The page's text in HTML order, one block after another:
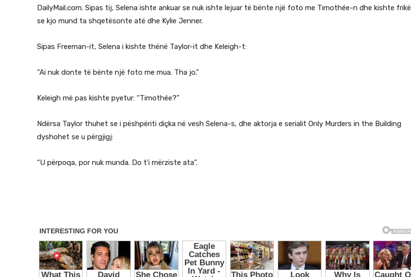
DailyMail.com. Sipas tij, Selena ishte ankuar se nuk ishte lejuar të bënte një foto me Timothée-n dhe kishte frikë
se kjo mund ta shqetësonte atë dhe Kylie Jenner.
Sipas Freeman-it, Selena i kishte thënë Taylor-it dhe Keleigh-t:
“Ai nuk donte të bënte një foto me mua. Tha jo.”
Keleigh më pas kishte pyetur: “Timothée?”
Ndërsa Taylor thuhet se i pëshpëriti diçka në vesh Selena-s, dhe aktorja e serialit Only Murders in the Building
dyshohet se u përgjigj:
“U përpoqa, por nuk munda. Do t’i mërziste ata”.